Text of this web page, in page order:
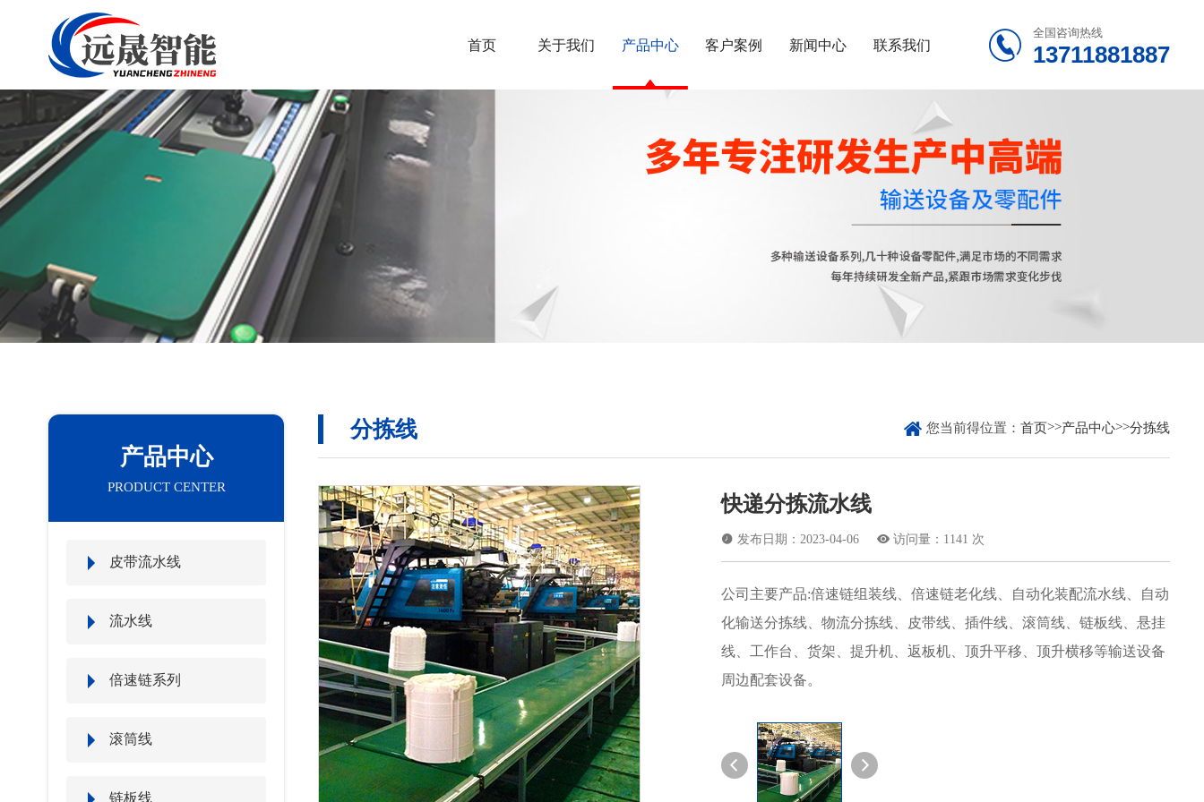
首页 关于我们 产品中心 客户案例 新闻中心 联系我们  全国咨询热线
13711881887
产品中心
PRODUCT CENTER
皮带流水线
流水线
倍速链系列
滚筒线
链板线
分拣线  您当前得位置： 首页>>产品中心>>分拣线
快递分拣流水线
 发布日期：2023-04-06 访问量：1141 次
公司主要产品:倍速链组装线、倍速链老化线、自动化装配流水线、自动
化输送分拣线、物流分拣线、皮带线、插件线、滚筒线、链板线、悬挂
线、工作台、货架、提升机、返板机、顶升平移、顶升横移等输送设备
周边配套设备。